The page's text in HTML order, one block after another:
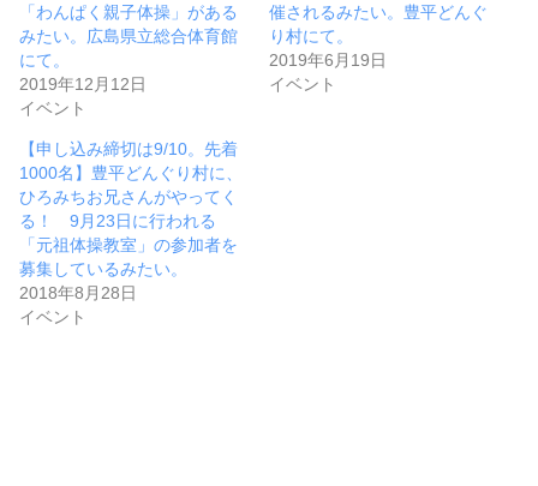
「わんぱく親子体操」がある
みたい。広島県立総合体育館
にて。
2019年12月12日
イベント
催されるみたい。豊平どんぐ
り村にて。
2019年6月19日
イベント
【申し込み締切は9/10。先着
1000名】豊平どんぐり村に、
ひろみちお兄さんがやってく
る！ 9月23日に行われる
「元祖体操教室」の参加者を
募集しているみたい。
2018年8月28日
イベント